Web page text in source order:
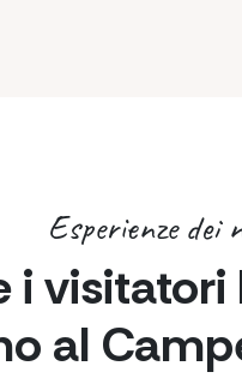
Esperienze
i
al